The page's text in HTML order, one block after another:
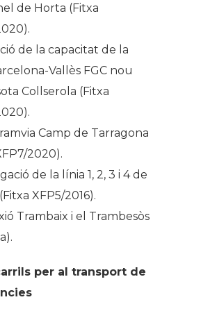
de Horta (Fitxa
de la capacitat de la
Vallès FGC nou
Collserola (Fitxa
Camp de Tarragona
2020).
de la línia 1, 2, 3 i 4 de
XFP5/2016).
Trambaix i el Trambesòs
per al transport de